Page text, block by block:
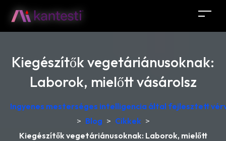
Kiegészítők vegetáriánusoknak:
Laborok, mielőtt vásárolsz
Ingyenes mesterséges intelligencia által fejlesztett
> Blog > Cikkek >
Kiegészítők vegetáriánusoknak: Laborok, mielőtt